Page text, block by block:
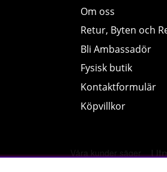
Om oss
Retur, Byten och
Bli Ambassadör
Fysisk butik
Kontaktformulär
Köpvillkor